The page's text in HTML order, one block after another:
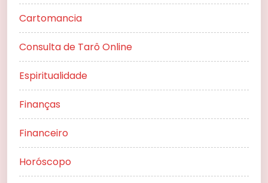
Cartomancia
Consulta de Tarô Online
Espiritualidade
Finanças
Financeiro
Horóscopo